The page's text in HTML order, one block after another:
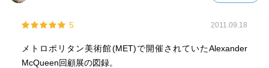
5 2011.09.18
メトロポリタン美術館(MET)で開催されていたAlexander
McQueen回顧展の図録。